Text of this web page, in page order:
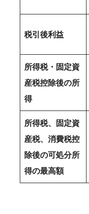
税引後利益
所得税・固定資
産税控除後の所
得
所得税、固定資
産税、消費税控
除後の可処分所
得の最高額